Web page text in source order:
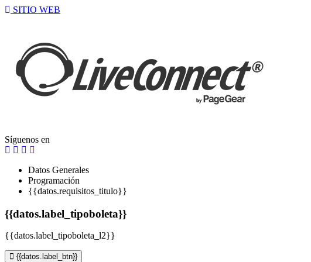
SITIO WEB
Síguenos en
Datos Generales
Programación
{{datos.requisitos_titulo}}
{{datos.label_tipoboleta}}
{{datos.label_tipoboleta_l2}}
{{datos.label_btn}}